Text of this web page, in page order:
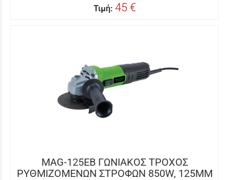
Τιμή: 45 €
MAG-125EB ΓΩΝΙΑΚΟΣ ΤΡΟΧΟΣ
ΡΥΘΜΙΖΟΜΕΝΩΝ ΣΤΡΟΦΩΝ 850W, 125MM